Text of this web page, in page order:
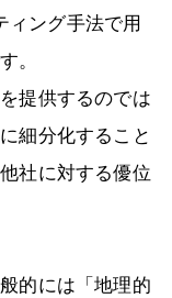
ィング手法で用
。
提供するのでは
細分化すること
社に対する優位
的には「地理的